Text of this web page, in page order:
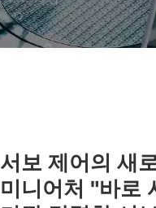
서보 제어의 새
미니어처 "바로